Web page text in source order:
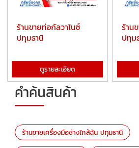
ร้านขายท่อกัลวาไนซ์
ปทุมธานี
ดูรายละเอียด
ร้าน
ปทุม
คำค้นสินค้า
ร้านขายเครื่องมือช่างใกล้ฉัน ปทุมธานี